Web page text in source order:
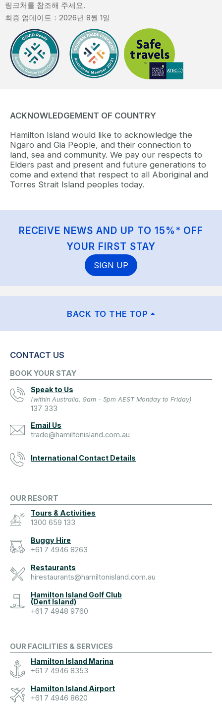
링크처를 참조해 주세요.
최종 업데이트：2026년 8월 1일
ACKNOWLEDGEMENT OF COUNTRY
Hamilton Island would like to acknowledge the
Ngaro and Gia People, and their connection to
land, sea and community. We pay our respects to
Elders past and present and future generations to
come and extend that respect to all Aboriginal and
Torres Strait Island peoples today.
RECEIVE NEWS AND UP TO 15%* OFF
YOUR FIRST STAY
SIGN UP
BACK TO THE TOP
CONTACT US
BOOK YOUR STAY
Speak to Us
(within Australia, 9am - 5pm AEST Monday to Friday)
137 333
Email Us
trade@hamiltonisland.com.au
International Contact Details
OUR RESORT
Tours & Activities
1300 659 133
Buggy Hire
+61 7 4946 8263
Restaurants
hirestaurants@hamiltonisland.com.au
Hamilton Island Golf Club
(Dent Island)
+61 7 4948 9760
OUR FACILITIES & SERVICES
Hamilton Island Marina
+61 7 4946 8353
Hamilton Island Airport
+61 7 4946 8620